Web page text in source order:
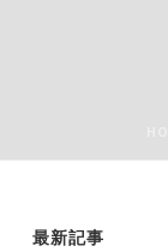
最新記事